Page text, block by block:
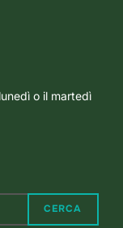
o il martedì
CERCA